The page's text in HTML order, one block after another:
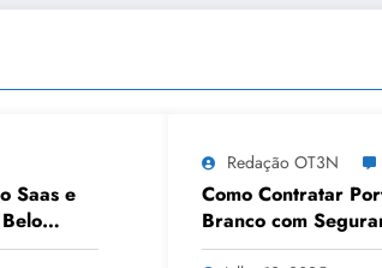
Saas e
3449
Redação OT3N
Como Contratar
Branco com